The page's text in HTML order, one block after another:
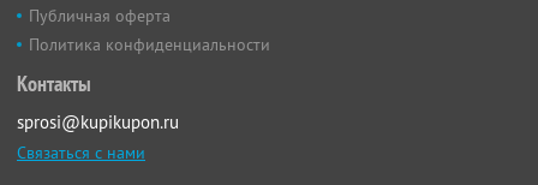
Публичная оферта
Политика конфиденциальности
Контакты
sprosi@kupikupon.ru
Связаться с нами